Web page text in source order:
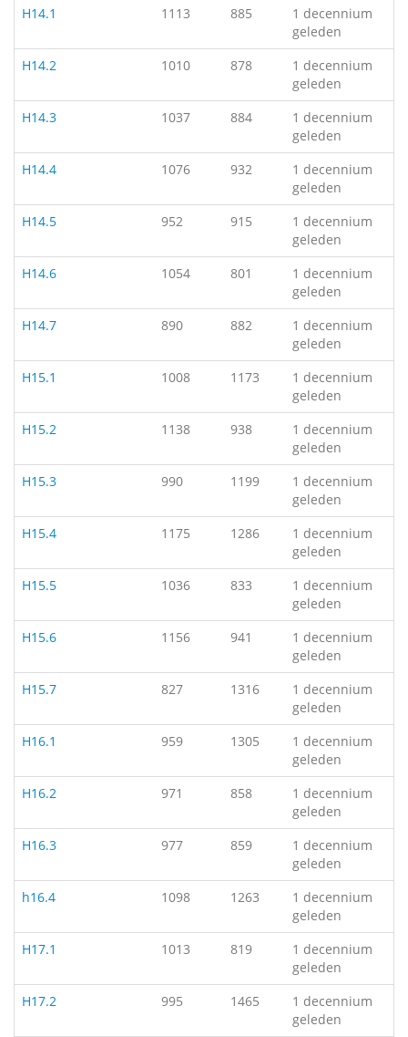
H14.1
1113 885
1 decennium
geleden
H14.2
1010 878
1 decennium
geleden
H14.3
1037 884
1 decennium
geleden
H14.4
1076 932
1 decennium
geleden
H14.5
952 915
1 decennium
geleden
H14.6
1054 801
1 decennium
geleden
H14.7
890 882
1 decennium
geleden
H15.1
1008 1173
1 decennium
geleden
H15.2
1138 938
1 decennium
geleden
H15.3
990 1199
1 decennium
geleden
H15.4
1175 1286
1 decennium
geleden
H15.5
1036 833
1 decennium
geleden
H15.6
1156 941
1 decennium
geleden
H15.7
827 1316
1 decennium
geleden
H16.1
959 1305
1 decennium
geleden
H16.2
971 858
1 decennium
geleden
H16.3
977 859
1 decennium
geleden
h16.4
1098 1263
1 decennium
geleden
H17.1
1013 819
1 decennium
geleden
H17.2
995 1465
1 decennium
geleden